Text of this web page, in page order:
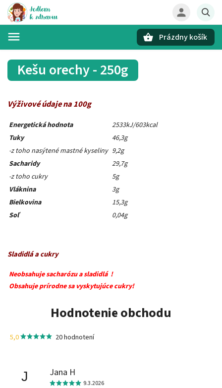
Prázdny košík
Kešu orechy - 250g
Výživové údaje na 100g
Energetická hodnota
2533kJ/603kcal
Tuky
46,3g
-z toho nasýtené mastné kyseliny 9,2g
Sacharidy
29,7g
-z toho cukry
5g
Vláknina
3g
Bielkovina
15,3g
Soľ
0,04g
Sladidlá a cukry
Neobsahuje sacharózu a sladidlá !
Obsahuje prírodne sa vyskytujúce cukry!
Hodnotenie obchodu
5,0 20 hodnotení
J Jana H
9.3.2026